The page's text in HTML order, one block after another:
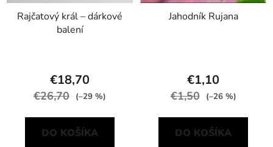
Rajčatový král – dárkové
balení
€18,70
€26,70 (–29 %)
DO KOŠÍKA
Jahodník Rujana
€1,10
€1,50 (–26 %)
DO KOŠÍKA